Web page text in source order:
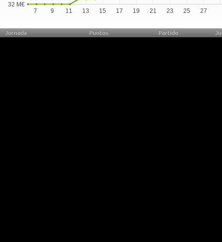
7 9 11 13 15 17 19 21 23 25 27
32 M€
Jornada Puntos Partido